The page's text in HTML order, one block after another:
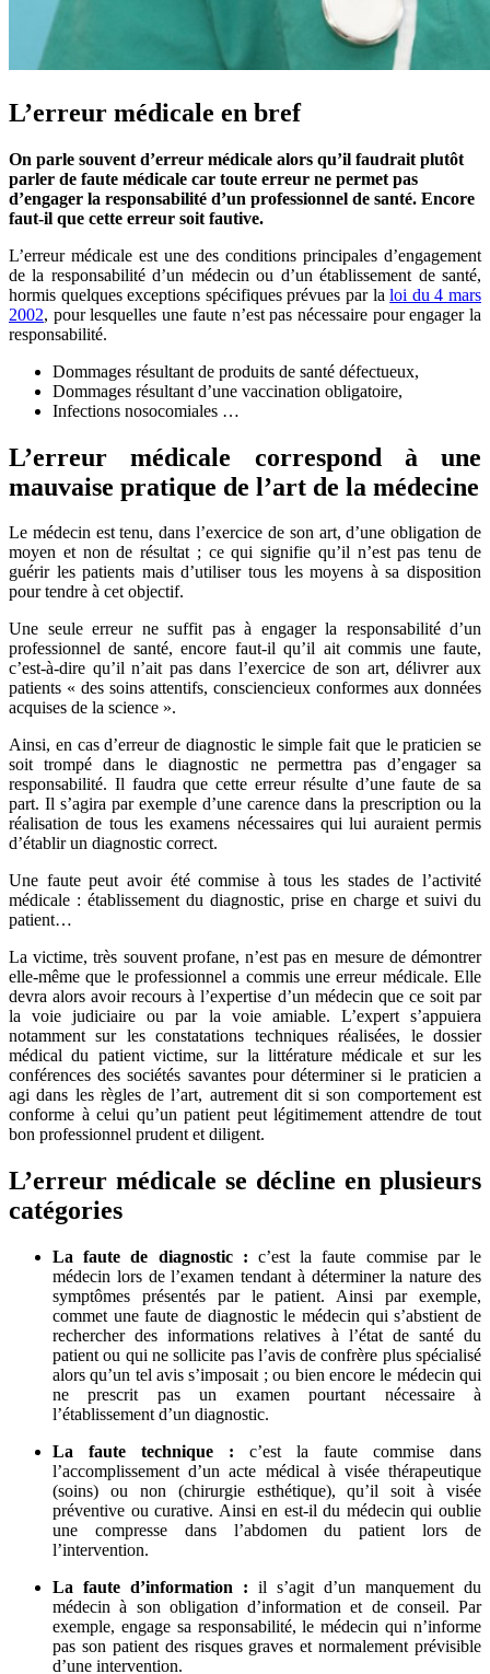
L’erreur médicale en bref
On parle souvent d’erreur médicale alors qu’il faudrait plutôt
parler de faute médicale car toute erreur ne permet pas
d’engager la responsabilité d’un professionnel de santé. Encore
faut-il que cette erreur soit fautive.
L’erreur médicale est une des conditions principales d’engagement
de la responsabilité d’un médecin ou d’un établissement de santé,
hormis quelques exceptions spécifiques prévues par laloi du 4 mars
2002, pour lesquelles une faute n’est pas nécessaire pour engager la
responsabilité.
Dommages résultant de produits de santé défectueux,
Dommages résultant d’une vaccination obligatoire,
Infections nosocomiales …
L’erreur médicale correspond à une
mauvaise pratique de l’art de la médecine
Le médecin est tenu, dans l’exercice de son art, d’une obligation de
moyen et non de résultat ; ce qui signifie qu’il n’est pas tenu de
guérir les patients mais d’utiliser tous les moyens à sa disposition
pour tendre à cet objectif.
Une seule erreur ne suffit pas à engager la responsabilité d’un
professionnel de santé, encore faut-il qu’il ait commis une faute,
c’est-à-dire qu’il n’ait pas dans l’exercice de son art, délivrer aux
patients « des soins attentifs, consciencieux conformes aux données
acquises de la science ».
Ainsi, en cas d’erreur de diagnostic le simple fait que le praticien se
soit trompé dans le diagnostic ne permettra pas d’engager sa
responsabilité. Il faudra que cette erreur résulte d’une faute de sa
part. Il s’agira par exemple d’une carence dans la prescription ou la
réalisation de tous les examens nécessaires qui lui auraient permis
d’établir un diagnostic correct.
Une faute peut avoir été commise à tous les stades de l’activité
médicale : établissement du diagnostic, prise en charge et suivi du
patient…
La victime, très souvent profane, n’est pas en mesure de démontrer
elle-même que le professionnel a commis une erreur médicale. Elle
devra alors avoir recours à l’expertise d’un médecin que ce soit par
la voie judiciaire ou par la voie amiable. L’expert s’appuiera
notamment sur les constatations techniques réalisées, le dossier
médical du patient victime, sur la littérature médicale et sur les
conférences des sociétés savantes pour déterminer si le praticien a
agi dans les règles de l’art, autrement dit si son comportement est
conforme à celui qu’un patient peut légitimement attendre de tout
bon professionnel prudent et diligent.
L’erreur médicale se décline en plusieurs
catégories
La faute de diagnostic : c’est la faute commise par le
médecin lors de l’examen tendant à déterminer la nature des
symptômes présentés par le patient. Ainsi par exemple,
commet une faute de diagnostic le médecin qui s’abstient de
rechercher des informations relatives à l’état de santé du
patient ou qui ne sollicite pas l’avis de confrère plus spécialisé
alors qu’un tel avis s’imposait ; ou bien encore le médecin qui
ne prescrit pas un examen pourtant nécessaire à
l’établissement d’un diagnostic.
La faute technique : c’est la faute commise dans
l’accomplissement d’un acte médical à visée thérapeutique
(soins) ou non (chirurgie esthétique), qu’il soit à visée
préventive ou curative. Ainsi en est-il du médecin qui oublie
une compresse dans l’abdomen du patient lors de
l’intervention.
La faute d’information : il s’agit d’un manquement du
médecin à son obligation d’information et de conseil. Par
exemple, engage sa responsabilité, le médecin qui n’informe
pas son patient des risques graves et normalement prévisible
d’une intervention.